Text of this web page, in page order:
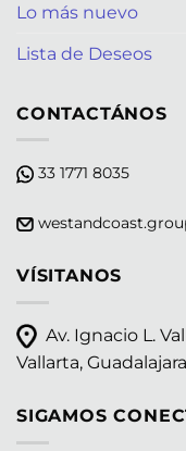
Lo más nuevo
Lista de Deseos
CONTACTÁNOS
33 1771 8035
VÍSITANOS
Av. Ignacio L.
Vallarta,
SIGAMOS